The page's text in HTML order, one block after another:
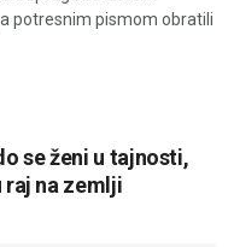
potresnim pismom obratili
se ženi u tajnosti,
na zemlji